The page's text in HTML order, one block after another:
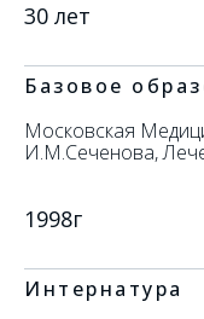
30 лет
Базовое
Московская
И.М.Сеченова,
1998г
Интернатура